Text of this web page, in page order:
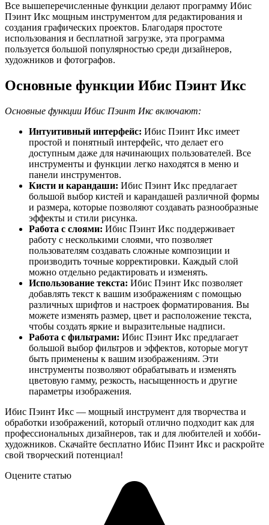
Все вышеперечисленные функции делают программу Ибис
Пэинт Икс мощным инструментом для редактирования и
создания графических проектов. Благодаря простоте
использования и бесплатной загрузке, эта программа
пользуется большой популярностью среди дизайнеров,
художников и фотографов.
Основные функции Ибис Пэинт Икс
Основные функции Ибис Пэинт Икс включают:
Интуитивный интерфейс: Ибис Пэинт Икс имеет
простой и понятный интерфейс, что делает его
доступным даже для начинающих пользователей. Все
инструменты и функции легко находятся в меню и
панели инструментов.
Кисти и карандаши: Ибис Пэинт Икс предлагает
большой выбор кистей и карандашей различной формы
и размера, которые позволяют создавать разнообразные
эффекты и стили рисунка.
Работа с слоями: Ибис Пэинт Икс поддерживает
работу с несколькими слоями, что позволяет
пользователям создавать сложные композиции и
производить точные корректировки. Каждый слой
можно отдельно редактировать и изменять.
Использование текста: Ибис Пэинт Икс позволяет
добавлять текст к вашим изображениям с помощью
различных шрифтов и настроек форматирования. Вы
можете изменять размер, цвет и расположение текста,
чтобы создать яркие и выразительные надписи.
Работа с фильтрами: Ибис Пэинт Икс предлагает
большой выбор фильтров и эффектов, которые могут
быть применены к вашим изображениям. Эти
инструменты позволяют обрабатывать и изменять
цветовую гамму, резкость, насыщенность и другие
параметры изображения.
Ибис Пэинт Икс — мощный инструмент для творчества и
обработки изображений, который отлично подходит как для
профессиональных дизайнеров, так и для любителей и хобби-
художников. Скачайте бесплатно Ибис Пэинт Икс и раскройте
свой творческий потенциал!
Оцените статью